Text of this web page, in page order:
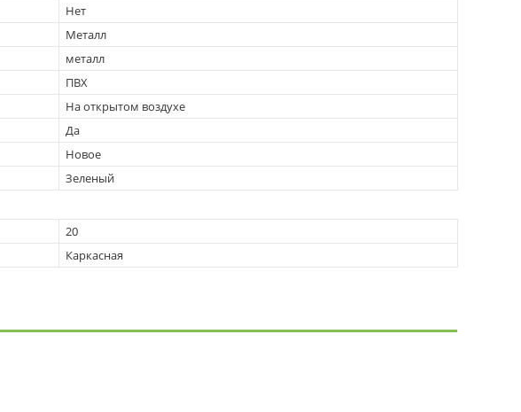
Нет
Металл
металл
ПВХ
На открытом воздухе
Да
Новое
Зеленый
20
Каркасная